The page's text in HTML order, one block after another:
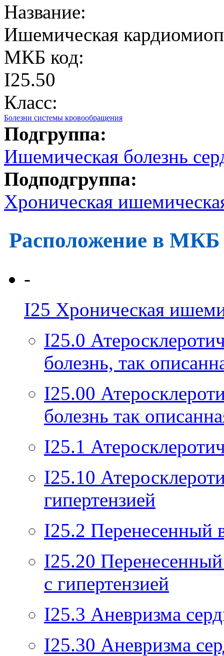
Название:
Ишемическая
МКБ код:
I25.50
Класс:
Болезни системы кровообращения
Подгруппа:
Ишемическая болезнь
Подподгруппа:
Хроническая
Расположение в
-
I25 Хроническая
I25.0
болезнь, так
I25.00
болезнь так
I25.1
I25.10
гипертензией
I25.2 Перенесенный
I25.20
с гипертензией
I25.3 Аневризма
I25.30 Аневризма